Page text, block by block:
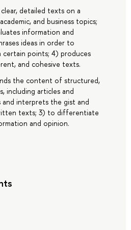
detailed texts on a
and business topics;
information and
ideas in order to
certain points; 4) produces
and cohesive texts.
the content of structured,
including articles and
interprets the gist and
texts; 3) to differentiate
and opinion.